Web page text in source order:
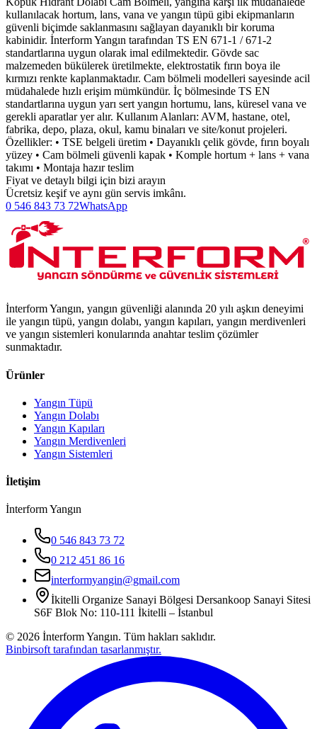
kullanılacak hortum, lans, vana ve yangın tüpü gibi ekipmanların
güvenli biçimde saklanmasını sağlayan dayanıklı bir koruma
kabinidir. İnterform Yangın tarafından TS EN 671-1 / 671-2
standartlarına uygun olarak imal edilmektedir. Gövde sac
malzemeden bükülerek üretilmekte, elektrostatik fırın boya ile
kırmızı renkte kaplanmaktadır. Cam bölmeli modelleri sayesinde acil
müdahalede hızlı erişim mümkündür. İç bölmesinde TS EN
standartlarına uygun yarı sert yangın hortumu, lans, küresel vana ve
gerekli aparatlar yer alır. Kullanım Alanları: AVM, hastane, otel,
fabrika, depo, plaza, okul, kamu binaları ve site/konut projeleri.
Özellikler: • TSE belgeli üretim • Dayanıklı çelik gövde, fırın boyalı
yüzey • Cam bölmeli güvenli kapak • Komple hortum + lans + vana
takımı • Montaja hazır teslim
Fiyat ve detaylı bilgi için bizi arayın
Ücretsiz keşif ve aynı gün servis imkânı.
0 546 843 73 72WhatsApp
İnterform Yangın, yangın güvenliği alanında 20 yılı aşkın deneyimi
ile yangın tüpü, yangın dolabı, yangın kapıları, yangın merdivenleri
ve yangın sistemleri konularında anahtar teslim çözümler
sunmaktadır.
Ürünler
Yangın Tüpü
Yangın Dolabı
Yangın Kapıları
Yangın Merdivenleri
Yangın Sistemleri
İletişim
İnterform Yangın
0 546 843 73 72
0 212 451 86 16
interformyangin@gmail.com
İkitelli Organize Sanayi Bölgesi Dersankoop Sanayi Sitesi
S6F Blok No: 110-111 İkitelli – İstanbul
© 2026 İnterform Yangın. Tüm hakları saklıdır.
Binbirsoft tarafından tasarlanmıştır.